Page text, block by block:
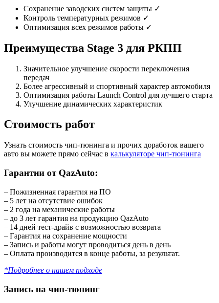
Сохранение заводских систем защиты ✓
Контроль температурных режимов ✓
Оптимизация всех режимов работы ✓
Преимущества Stage 3 для РКПП
Значительное улучшение скорости переключения
передач
Более агрессивный и спортивный характер автомобиля
Оптимизация работы Launch Control для лучшего старта
Улучшение динамических характеристик
Стоимость работ
Узнать стоимость чип-тюнинга и прочих доработок вашего
авто вы можете прямо сейчас в калькуляторе чип-тюнинга
Гарантии от QazAuto:
– Пожизненная гарантия на ПО
– 5 лет на отсутствие ошибок
– 2 года на механические работы
– до 3 лет гарантия на продукцию QazAuto
– 14 дней тест-драйв с возможностью возврата
– Гарантия на сохранение мощности
– Запись и работы могут проводиться день в день
– Оплата производится в конце работы, за результат.
*Подробнее о нашем подходе
Запись на чип-тюнинг